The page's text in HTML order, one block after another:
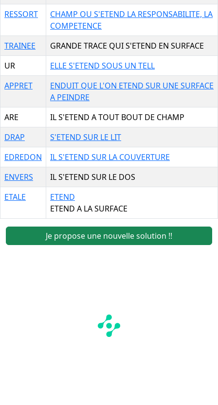
RESSORT
CHAMP OU S'ETEND LA RESPONSABILITE, LA
COMPETENCE
TRAINEE
GRANDE TRACE QUI S'ETEND EN SURFACE
UR
ELLE S'ETEND SOUS UN TELL
APPRET
ENDUIT QUE L'ON ETEND SUR UNE SURFACE
A PEINDRE
ARE
IL S'ETEND A TOUT BOUT DE CHAMP
DRAP
S'ETEND SUR LE LIT
EDREDON
IL S'ETEND SUR LA COUVERTURE
ENVERS
IL S'ETEND SUR LE DOS
ETALE
ETEND
ETEND A LA SURFACE
Je propose une nouvelle solution !!